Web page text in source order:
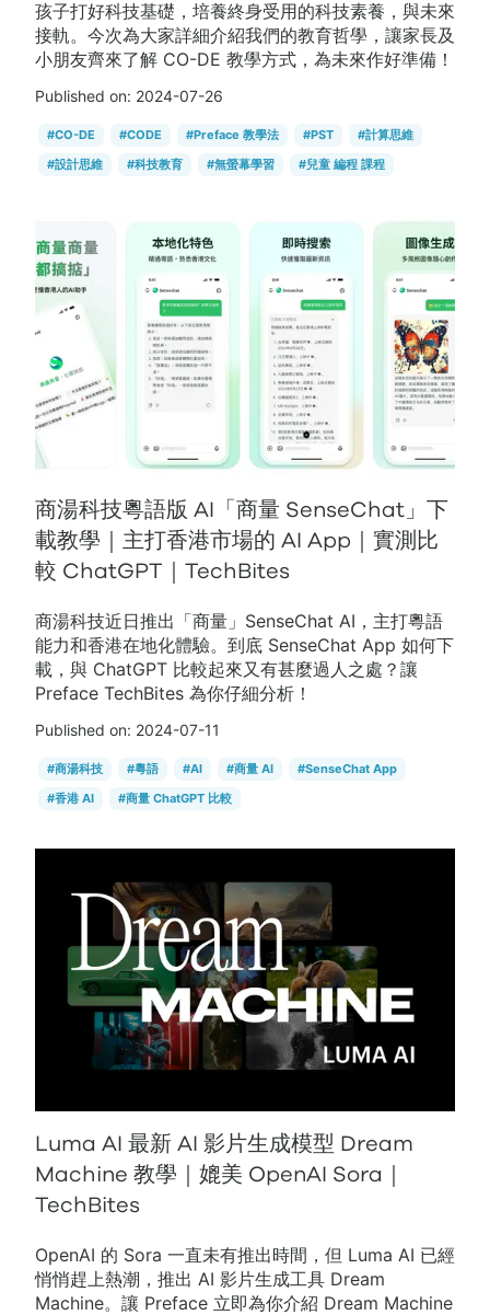
孩子打好科技基礎，培養終身受用的科技素養，與未來
接軌。今次為大家詳細介紹我們的教育哲學，讓家長及
小朋友齊來了解 CO-DE 教學方式，為未來作好準備！
Published on: 2024-07-26
#CO-DE #CODE #Preface 教學法 #PST #計算思維
#設計思維 #科技教育 #無螢幕學習 #兒童 編程 課程
商湯科技粵語版 AI「商量 SenseChat」下
載教學｜主打香港市場的 AI App｜實測比
較 ChatGPT｜TechBites
商湯科技近日推出「商量」SenseChat AI，主打粵語
能力和香港在地化體驗。到底 SenseChat App 如何下
載，與 ChatGPT 比較起來又有甚麼過人之處？讓
Preface TechBites 為你仔細分析！
Published on: 2024-07-11
#商湯科技 #粵語 #AI #商量 AI #SenseChat App
#香港 AI #商量 ChatGPT 比較
Luma AI 最新 AI 影片生成模型 Dream
Machine 教學｜媲美 OpenAI Sora｜
TechBites
OpenAI 的 Sora 一直未有推出時間，但 Luma AI 已經
悄悄趕上熱潮，推出 AI 影片生成工具 Dream
Machine。讓 Preface 立即為你介紹 Dream Machine